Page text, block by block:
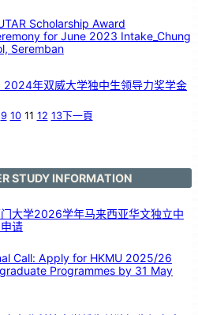
Scholarship Award
for June 2023 Intake_Chung
Seremban
2024年双威大学独中生领导力奖学金
9 10 11 12 13下一頁
STUDY INFORMATION
门大学2026学年马来西亚华文独立中
请
Call: Apply for HKMU 2025/26
Programmes by 31 May